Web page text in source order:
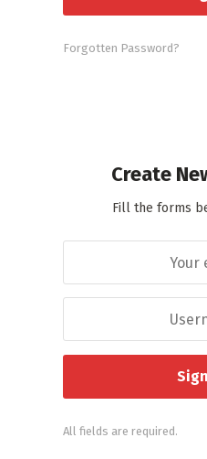
Forgotten Password?
Create
Fill the forms
All fields are required.